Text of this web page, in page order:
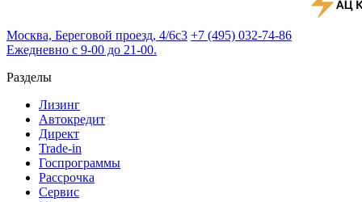
Москва, Береговой проезд, 4/6с3 +7 (495) 032-74-86
Ежедневно с 9-00 до 21-00.
Разделы
Лизинг
Автокредит
Директ
Trade-in
Госпрограммы
Рассрочка
Сервис